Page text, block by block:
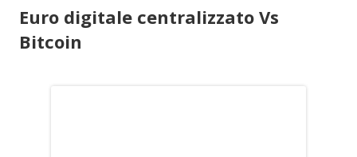
Euro digitale centralizzato Vs
Bitcoin